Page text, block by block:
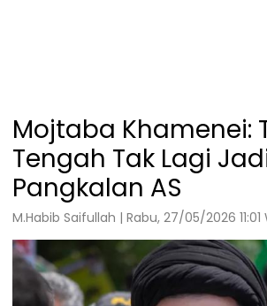
Mojtaba Khamenei:
Tengah Tak Lagi
Pangkalan AS
M.Habib Saifullah | Rabu, 27/05/2026 11:01